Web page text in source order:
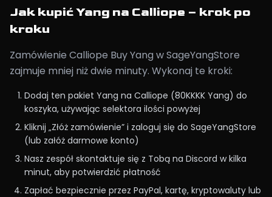
Jak kupić Yang na Calliope – krok po
kroku
Zamówienie Calliope Buy Yang w SageYangStore
zajmuje mniej niż dwie minuty. Wykonaj te kroki:
Dodaj ten pakiet Yang na Calliope (80KKKK Yang) do
koszyka, używając selektora ilości powyżej
Kliknij „Złóż zamówienie” i zaloguj się do SageYangStore
(lub załóż darmowe konto)
Nasz zespół skontaktuje się z Tobą na Discord w kilka
minut, aby potwierdzić płatność
Zapłać bezpiecznie przez PayPal, kartę, kryptowaluty lub